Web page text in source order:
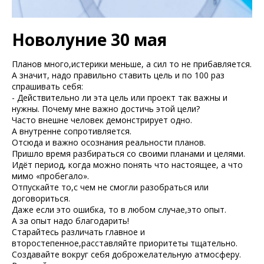
Новолуние 30 мая
Планов много,истерики меньше, а сил то не прибавляется.
А значит, надо правильно ставить цель и по 100 раз
спрашивать себя:
- Действительно ли эта цель или проект так важны и
нужны. Почему мне важно достичь этой цели?
Часто внешне человек демонстрирует одно.
А внутренне сопротивляется.
Отсюда и важно осознания реальности планов.
Пришло время разбираться со своими планами и целями.
Идёт период, когда можно понять что настоящее, а что
мимо «пробегало».
Отпускайте то,с чем не смогли разобраться или
договориться.
Даже если это ошибка, то в любом случае,это опыт.
А за опыт надо благодарить!
Старайтесь различать главное и
второстепенное,расставляйте приоритеты тщательно.
Создавайте вокруг себя доброжелательную атмосферу.